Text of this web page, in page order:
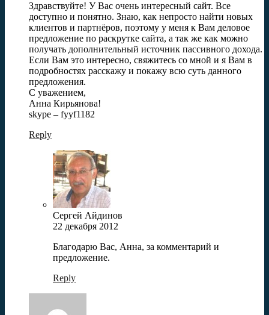
Здравствуйте! У Вас очень интересный сайт. Все
доступно и понятно. Знаю, как непросто найти новых
клиентов и партнёров, поэтому у меня к Вам деловое
предложение по раскрутке сайта, а так же как можно
получать дополнительный источник пассивного дохода.
Если Вам это интересно, свяжитесь со мной и я Вам в
подробностях расскажу и покажу всю суть данного
предложения.
С уважением,
Анна Кирьянова!
skype – fyyf1182
Reply
Сергей Айдинов
22 декабря 2012
Благодарю Вас, Анна, за комментарий и
предложение.
Reply